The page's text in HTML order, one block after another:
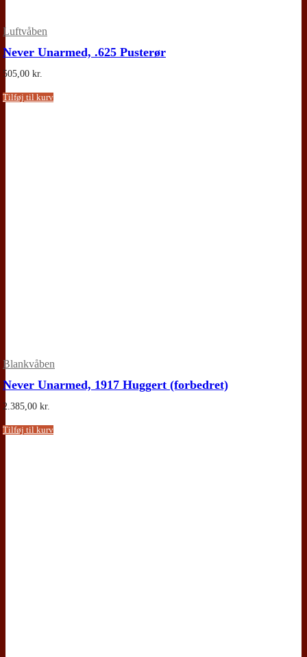
Luftvåben
Never Unarmed, .625 Pusterør
505,00 kr.
Tilføj til kurv
Blankvåben
Never Unarmed, 1917 Huggert (forbedret)
2.385,00 kr.
Tilføj til kurv